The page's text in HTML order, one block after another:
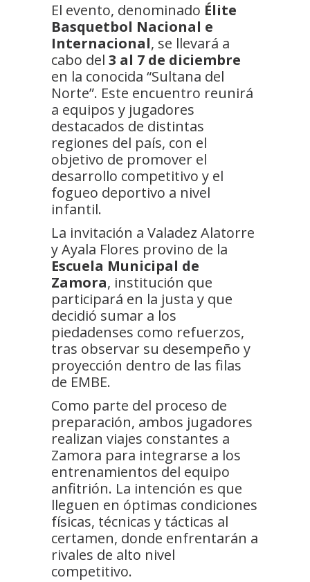
El evento, denominado Élite
Basquetbol Nacional e
Internacional, se llevará a
cabo del 3 al 7 de diciembre
en la conocida “Sultana del
Norte”. Este encuentro reunirá
a equipos y jugadores
destacados de distintas
regiones del país, con el
objetivo de promover el
desarrollo competitivo y el
fogueo deportivo a nivel
infantil.
La invitación a Valadez Alatorre
y Ayala Flores provino de la
Escuela Municipal de
Zamora, institución que
participará en la justa y que
decidió sumar a los
piedadenses como refuerzos,
tras observar su desempeño y
proyección dentro de las filas
de EMBE.
Como parte del proceso de
preparación, ambos jugadores
realizan viajes constantes a
Zamora para integrarse a los
entrenamientos del equipo
anfitrión. La intención es que
lleguen en óptimas condiciones
físicas, técnicas y tácticas al
certamen, donde enfrentarán a
rivales de alto nivel
competitivo.